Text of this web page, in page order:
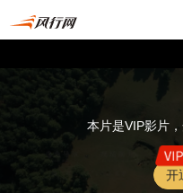
本片是VIP影片
开